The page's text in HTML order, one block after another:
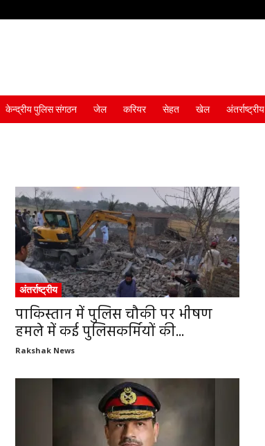
केन्द्रीय पुलिस संगठन जेल करियर सेहत खेल अंतर्राष्ट्रीय
अंतर्राष्ट्रीय
पाकिस्तान में पुलिस चौकी पर भीषण
हमले में कई पुलिसकर्मियों की...
Rakshak News